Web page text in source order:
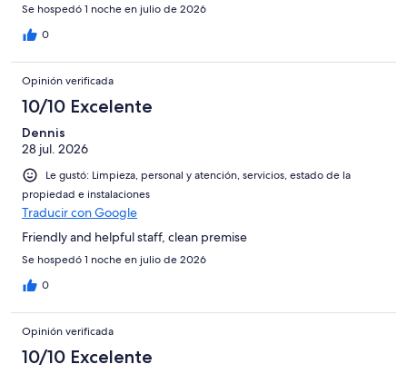
Se hospedó 1 noche en julio de 2026
0
Opinión verificada
10/10 Excelente
Dennis
28 jul. 2026
Le gustó: Limpieza, personal y atención, servicios, estado de la
propiedad e instalaciones
Traducir con Google
Friendly and helpful staff, clean premise
Se hospedó 1 noche en julio de 2026
0
Opinión verificada
10/10 Excelente